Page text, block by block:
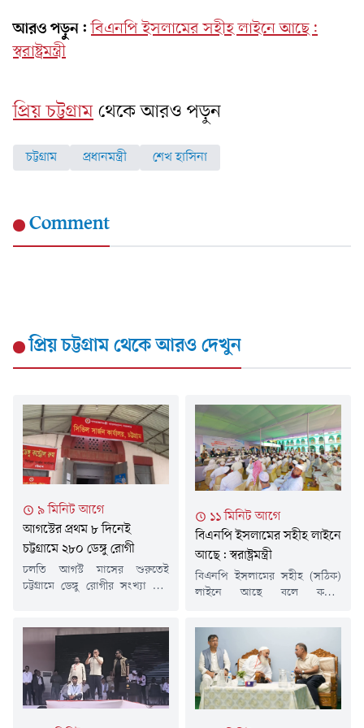
আরও পড়ুন: বিএনপি ইসলামের সহীহ লাইনে আছে:
স্বরাষ্ট্রমন্ত্রী
প্রিয় চট্টগ্রামথেকে আরও পড়ুন
চট্টগ্রাম প্রধানমন্ত্রী শেখ হাসিনা
Comment
প্রিয় চট্টগ্রামথেকে আরও দেখুন
৯ মিনিট আগে
আগস্টের প্রথম ৮ দিনেই
চট্টগ্রামে ২৮০ ডেঙ্গু রোগী
চলতি আগস্ট মাসের শুরুতেই
চট্টগ্রামে ডেঙ্গু রোগীর সংখ্যা দ্রুত
হয়েছেন। এ নিয়ে চলতি বছর
চট্টগ্রামে ডেঙ্গু আক্রান্তের সংখ্যা
দাঁড়িয়েছে ১ হাজার ১১৪ জনে। এর
মধ্যে পুরুষের সংখ্যা ৫২৫ জন, যা
মোট আক্রান্তের প্রায় ৫৭ শতাংশ।
১১ মিনিট আগে
বিএনপি ইসলামের সহীহ লাইনে
আছে: স্বরাষ্ট্রমন্ত্রী
বিএনপি ইসলামের সহীহ (সঠিক)
লাইনে আছে বলে কওমি
আশ্বস্ত করেছেন স্বরাষ্ট্রমন্ত্রী
সালাউদ্দিন আহমেদ। তিনি
বলেছেন, যারা ইসমতে আম্বিয়া
(আল্লাহর নবী ও রাসূলদের
নিষ্পাপতা) এবং সাহাবীদের
মিয়ারে হক (সত্যের মাপকাঠি)